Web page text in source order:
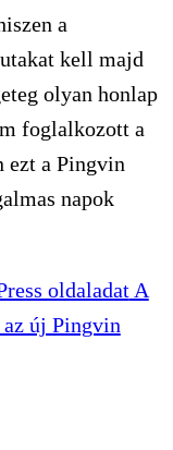
a
kell majd
olyan honlap
foglalkozott a
ezt a Pingvin
napok
oldaladatA
új Pingvin